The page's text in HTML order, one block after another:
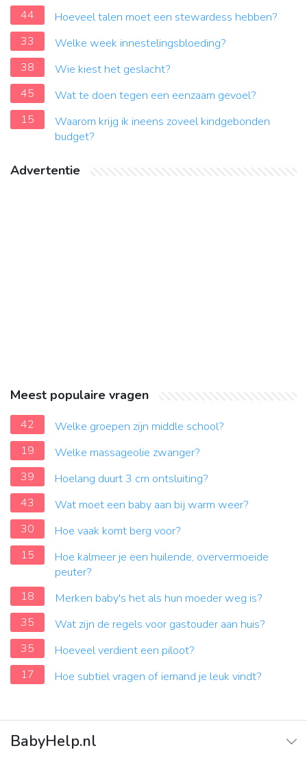
44
Hoeveel talen moet een stewardess hebben?
33
Welke week innestelingsbloeding?
38
Wie kiest het geslacht?
45
Wat te doen tegen een eenzaam gevoel?
15
Waarom krijg ik ineens zoveel kindgebonden
budget?
Advertentie
Meest populaire vragen
42
Welke groepen zijn middle school?
19
Welke massageolie zwanger?
39
Hoelang duurt 3 cm ontsluiting?
43
Wat moet een baby aan bij warm weer?
30
Hoe vaak komt berg voor?
15
Hoe kalmeer je een huilende, oververmoeide
peuter?
18
Merken baby's het als hun moeder weg is?
35
Wat zijn de regels voor gastouder aan huis?
35
Hoeveel verdient een piloot?
17
Hoe subtiel vragen of iemand je leuk vindt?
BabyHelp.nl